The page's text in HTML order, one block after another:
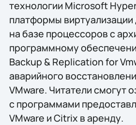
технологии Microsoft
платформы
на базе процессоров с
программному
Backup & Replication for
аварийного
VMware. Читатели смогут
с программами
VMware и Сitrix в аренду.